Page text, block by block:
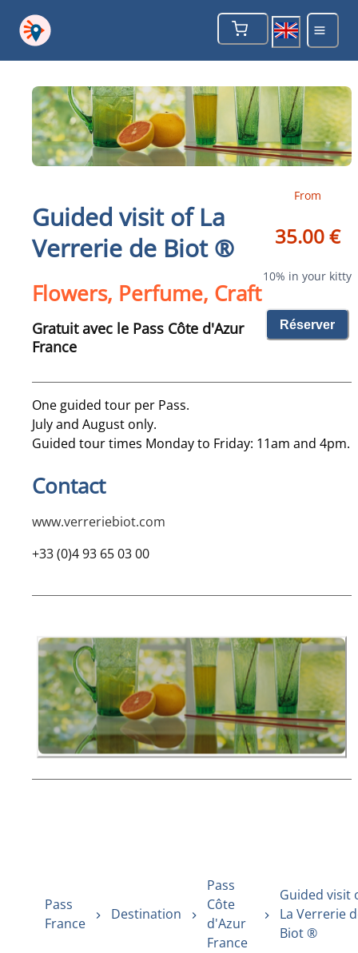
Guided visit of La
Verrerie de Biot ®
Flowers, Perfume, Craft
Gratuit avec le Pass Côte d'Azur
France
From
35.00 €
10% in your kitty
Réserver
One guided tour per Pass.
July and August only.
Guided tour times Monday to Friday: 11am and 4pm.
Contact
www.verreriebiot.com
+33 (0)4 93 65 03 00
Pass
France
Destination
Pass
Côte
d'Azur
France
Guided visit
La Verrerie
Biot ®